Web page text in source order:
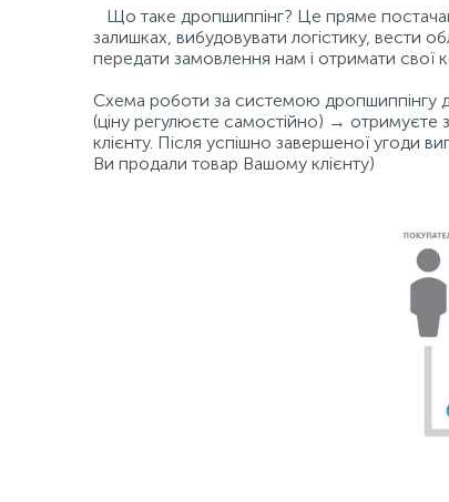
Що таке дропшиппінг? Це пряме
залишках, вибудовувати логістику, вести
передати замовлення нам і отримати свої
Схема роботи за системою дропшиппінгу
(ціну регулюєте самостійно) →
клієнту. Після успішно завершеної угоди
Ви продали товар Вашому клієнту)